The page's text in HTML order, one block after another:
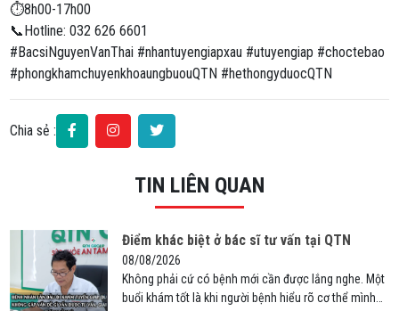
⏱8h00-17h00
📞Hotline: 032 626 6601
#BacsiNguyenVanThai #nhantuyengiapxau #utuyengiap #choctebao
#phongkhamchuyenkhoaungbuouQTN #hethongyduocQTN
Chia sẻ :
TIN LIÊN QUAN
Điểm khác biệt ở bác sĩ tư vấn tại QTN
08/08/2026
Không phải cứ có bệnh mới cần được lắng nghe. Một
buổi khám tốt là khi người bệnh hiểu rõ cơ thể mình